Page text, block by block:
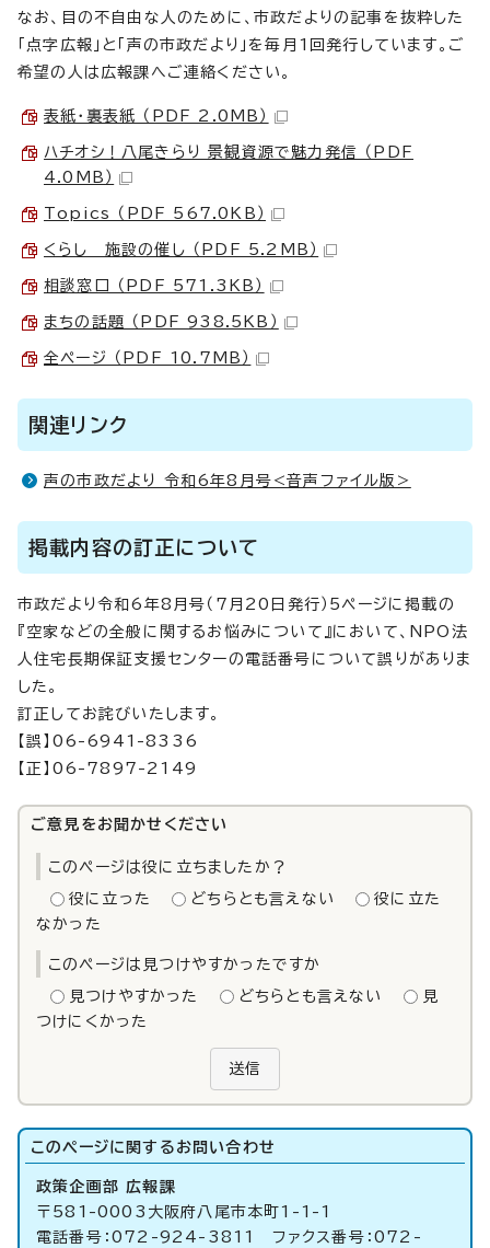
なお、目の不自由な人のために、市政だよりの記事を抜粋した
「点字広報」と「声の市政だより」を毎月1回発行しています。ご
希望の人は広報課へご連絡ください。
表紙・裏表紙 （PDF 2.0MB）
ハチオシ！八尾きらり 景観資源で魅力発信 （PDF
4.0MB）
Topics （PDF 567.0KB）
くらし 施設の催し （PDF 5.2MB）
相談窓口 （PDF 571.3KB）
まちの話題 （PDF 938.5KB）
全ページ （PDF 10.7MB）
関連リンク
声の市政だより 令和6年8月号<音声ファイル版>
掲載内容の訂正について
市政だより令和6年8月号（7月20日発行）5ページに掲載の
『空家などの全般に関するお悩みについて』において、NPO法
人住宅長期保証支援センターの電話番号について誤りがありま
した。
訂正してお詫びいたします。
【誤】06-6941-8336
【正】06-7897-2149
ご意見をお聞かせください
このページは役に立ちましたか？
役に立った どちらとも言えない
役に立た
なかった
このページは見つけやすかったですか
見つけやすかった どちらとも言えない
見
つけにくかった
送信
このページに関する お問い合わせ
政策企画部 広報課
〒581-0003大阪府八尾市本町1-1-1
電話番号：072-924-3811 ファクス番号：072-